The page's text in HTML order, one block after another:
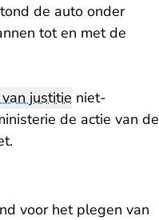
de auto onder
tot en met de
justitie niet-
de actie van de
voor het plegen van